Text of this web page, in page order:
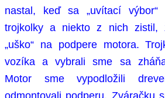
nastal, keď sa „uvítací výbor“
trojkolky a niekto z nich zistil,
„uško“ na podpere motora.
vozíka a vybrali sme sa
Motor sme vypodložili
odmontovali podperu. Zváračku